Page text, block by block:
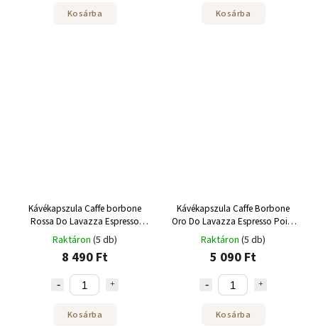
Kosárba Kosárba
Kávékapszula Caffe borbone
Rossa Do Lavazza Espresso
Point 100 db
Raktáron (5 db)
8 490 Ft
Kosárba
Kávékapszula Caffe Borbone
Oro Do Lavazza Espresso Point
50 db
Raktáron (5 db)
5 090 Ft
Kosárba